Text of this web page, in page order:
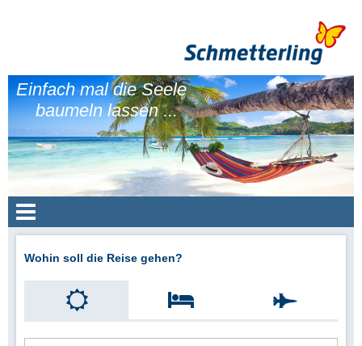
Einfach mal die Seele
baumeln lassen ...
Wohin soll die Reise gehen?